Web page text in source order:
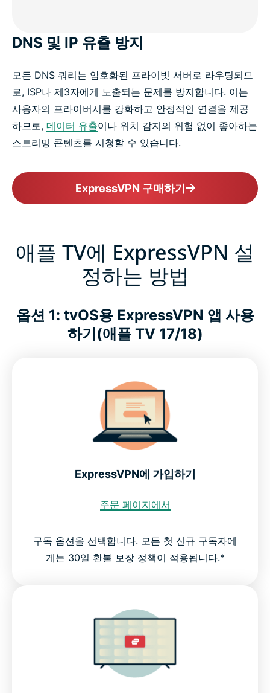
DNS 및 IP 유출 방지
모든 DNS 쿼리는 암호화된 프라이빗 서버로 라우팅되므
로, ISP나 제3자에게 노출되는 문제를 방지합니다. 이는
사용자의 프라이버시를 강화하고 안정적인 연결을 제공
하므로, 데이터 유출이나 위치 감지의 위험 없이 좋아하는
스트리밍 콘텐츠를 시청할 수 있습니다.
ExpressVPN 구매하기
애플 TV에 ExpressVPN 설
정하는 방법
옵션 1: tvOS용 ExpressVPN 앱 사용
하기(애플 TV 17/18)
ExpressVPN에 가입하기
주문 페이지에서
구독 옵션을 선택합니다. 모든 첫 신규 구독자에
게는 30일 환불 보장 정책이 적용됩니다.*